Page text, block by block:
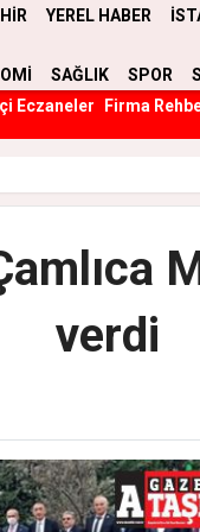
YEREL HABER
SAĞLIK SPOR
Eczaneler Firma
verdi